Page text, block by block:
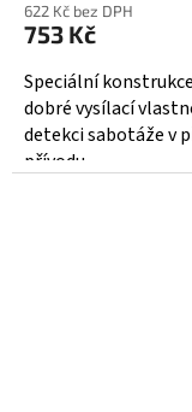
produktu
je
5,0
z
5
hvězdiček.
622 Kč bez DPH
753 Kč
Speciální
dobré vysílací
detekci sabotáže v
přívodu...